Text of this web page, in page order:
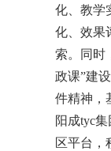
化、教学
化、效果
索。同时
政课”建
件精神，
阳成tyc
区平台，